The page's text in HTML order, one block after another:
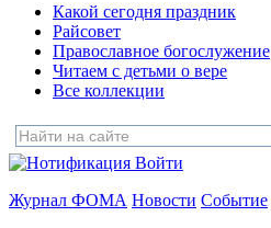
Какой сегодня праздник
Райсовет
Православное богослужение
Читаем с детьми о вере
Все коллекции
Войти
Журнал ФОМА Новости Событие